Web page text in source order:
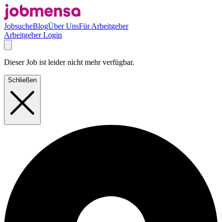
JobsucheBlogÜber UnsFür Arbeitgeber
Arbeitgeber Login
Dieser Job ist leider nicht mehr verfügbar.
Schließen